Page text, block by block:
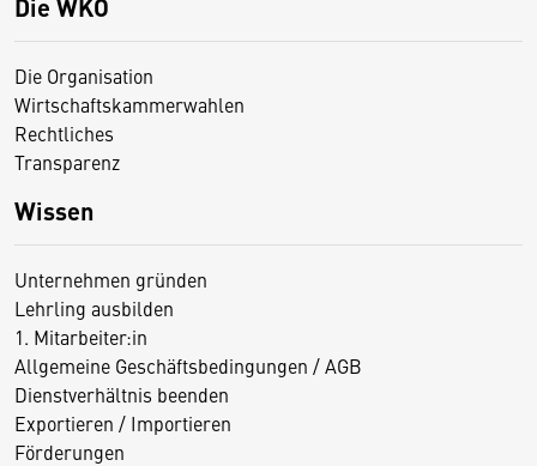
Die Organisation
Wirtschaftskammerwahlen
Rechtliches
Transparenz
Wissen
Unternehmen gründen
Lehrling ausbilden
1. Mitarbeiter:in
Allgemeine Geschäftsbedingungen / AGB
Dienstverhältnis beenden
Exportieren / Importieren
Förderungen